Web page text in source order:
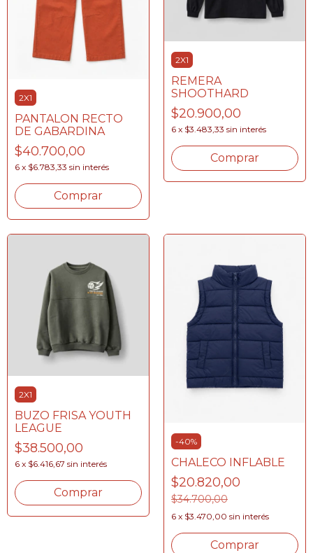
2X1
PANTALON RECTO
DE GABARDINA
$40.700,00
6 x $6.783,33 sin interés
Comprar
2X1
REMERA
SHOOTHARD
$20.900,00
6 x $3.483,33 sin interés
Comprar
2X1
BUZO FRISA YOUTH
LEAGUE
$38.500,00
6 x $6.416,67 sin interés
Comprar
-40%
CHALECO INFLABLE
$20.820,00
$34.700,00
6 x $3.470,00 sin interés
Comprar